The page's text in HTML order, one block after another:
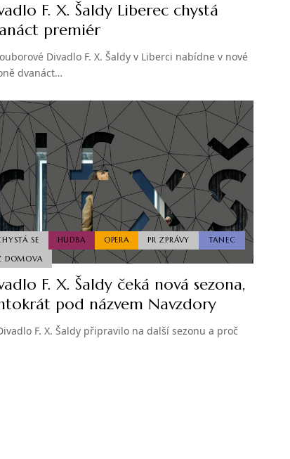
F. X. Šaldy Liberec chystá
premiér
Divadlo F. X. Šaldy v Liberci nabídne v nové
dvanáct…
SE HUDBA OPERA PR ZPRÁVY
TANEC
DOMOVA
F. X. Šaldy čeká nová sezona,
pod názvem Navzdory
F. X. Šaldy připravilo na další sezonu a proč